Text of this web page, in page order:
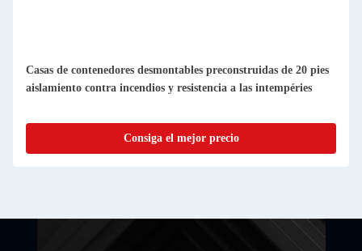
Casas de contenedores prefabricadas compactas y
desmontables, fáciles de limpiar y a prueba de polvo
Consiga el mejor precio